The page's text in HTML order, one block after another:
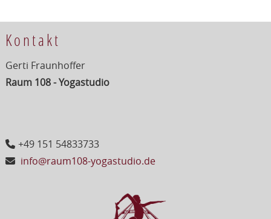
Kontakt
Gerti Fraunhoffer
Raum 108 - Yogastudio
+49 151 54833733
info@raum108-yogastudio.de